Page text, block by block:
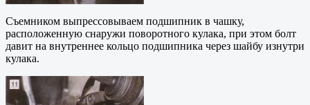
Съемником выпрессовываем подшипник в чашку,
расположенную снаружи поворотного кулака, при этом болт
давит на внутреннее кольцо подшипника через шайбу изнутри
кулака.